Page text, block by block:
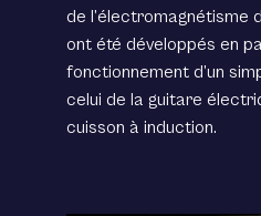
de l’électromagnétisme
ont été développés en
fonctionnement d’un
celui de la guitare
cuisson à induction.